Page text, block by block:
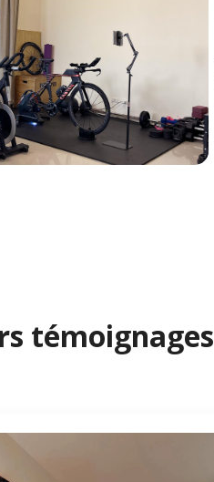
témoignages